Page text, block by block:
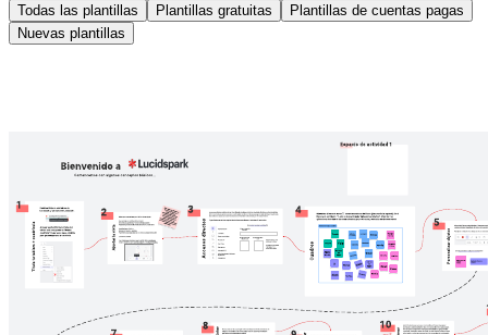
Todas las plantillas Plantillas gratuitas
Plantillas de cuentas pagas
Nuevas plantillas